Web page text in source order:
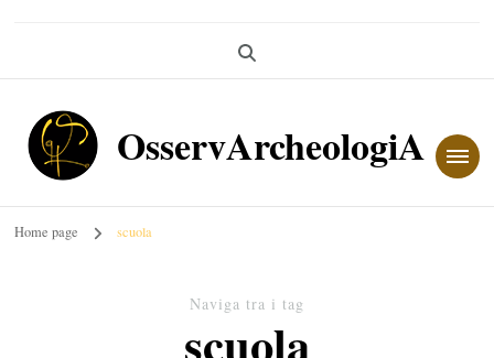
OsservArcheologiA
Home page scuola
Naviga tra i tag
scuola